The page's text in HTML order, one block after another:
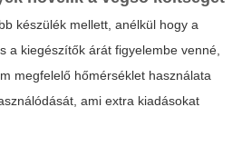
készülék mellett, anélkül hogy a
a kiegészítők árát figyelembe venné,
megfelelő hőmérséklet használata
ami extra kiadásokat